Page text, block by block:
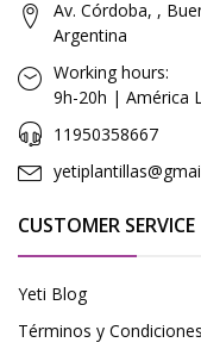
Av. Córdoba, ,
Argentina
Working hours:
9h-20h | América
11950358667
CUSTOMER SERVICE
Yeti Blog
Términos y Condiciones